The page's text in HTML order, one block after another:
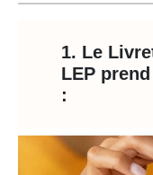
1. Le
LEP
: